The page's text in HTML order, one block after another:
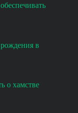
в
о хамстве